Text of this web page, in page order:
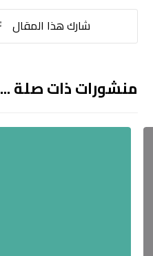
منشورات ذات صلة ...